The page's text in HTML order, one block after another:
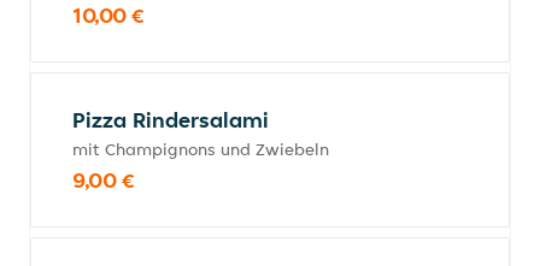
10,00 €
Pizza Rindersalami
mit Champignons und Zwiebeln
9,00 €